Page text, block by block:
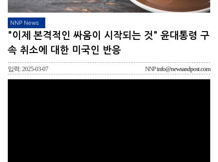
NNP News
"이제 본격적인 싸움이 시작되는 것" 윤대통령 구
속 취소에 대한 미국인 반응
입력: 2025-03-07 NNPinfo@newsandpost.com